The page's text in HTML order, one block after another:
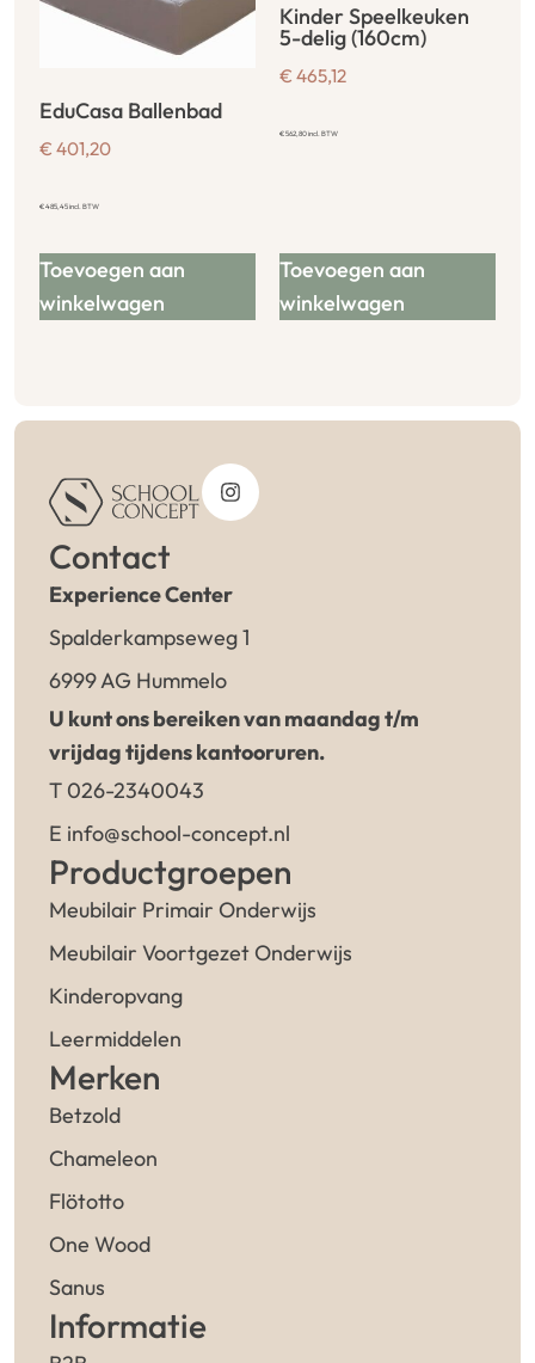
EduCasa Ballenbad
€ 401,20
€485,45incl. BTW
Toevoegen aan
winkelwagen
Kinder Speelkeuken
5-delig (160cm)
€ 465,12
€562,80incl. BTW
Toevoegen aan
winkelwagen
Contact
Experience Center
Spalderkampseweg 1
6999 AG Hummelo
U kunt ons bereiken van maandag t/m
vrijdag tijdens kantooruren.
T 026-2340043
E info@school-concept.nl
Productgroepen
Meubilair Primair Onderwijs
Meubilair Voortgezet Onderwijs
Kinderopvang
Leermiddelen
Merken
Betzold
Chameleon
Flötotto
One Wood
Sanus
Informatie